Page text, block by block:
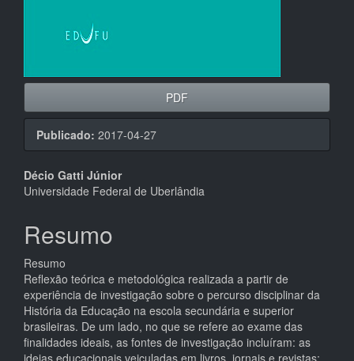
PDF
Publicado: 2017-04-27
Conteúdo
do
artigo
principal
Décio Gatti Júnior
Universidade Federal de Uberlândia
Resumo
Resumo
Reflexão teórica e metodológica realizada a partir de
experiência de investigação sobre o percurso disciplinar da
História da Educação na escola secundária e superior
brasileiras. De um lado, no que se refere ao exame das
finalidades ideais, as fontes de investigação incluíram: as
ideias educacionais veiculadas em livros, jornais e revistas;